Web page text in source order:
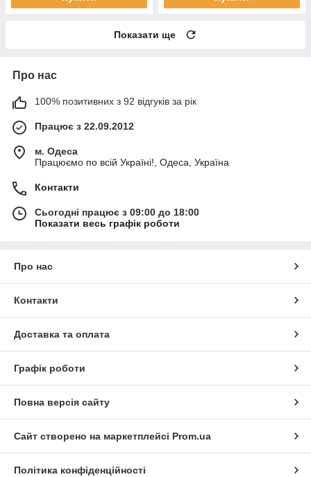
Показати ще
Про нас
100% позитивних з 92 відгуків за рік
Працює з 22.09.2012
м. Одеса
Працюємо по всій Україні!, Одеса, Україна
Контакти
Сьогодні працює з 09:00 до 18:00
Показати весь графік роботи
Про нас
Контакти
Доставка та оплата
Графік роботи
Повна версія сайту
Сайт створено на маркетплейсі Prom.ua
Політика конфіденційності